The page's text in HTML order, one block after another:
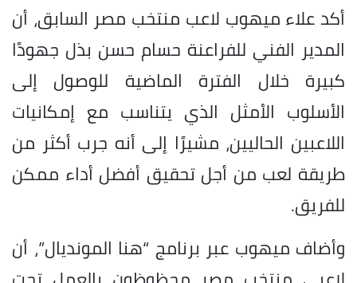
أكد علاء ميهوب لاعب منتخب مصر السابق، أن
المدير الفني للفراعنة حسام حسن بذل جهودًا
كبيرة خلال الفترة الماضية للوصول إلى
الأسلوب الأمثل الذي يتناسب مع إمكانيات
اللاعبين الحاليين، مشيرًا إلى أنه جرب أكثر من
طريقة لعب من أجل تحقيق أفضل أداء ممكن
للفريق.
وأضاف ميهوب عبر برنامج “هنا المونديال”، أن